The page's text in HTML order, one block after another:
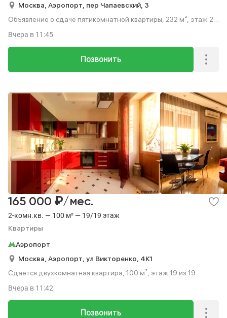
Москва, Аэропорт, пер Чапаевский, 3
Объявление о сдаче пятикомнатной квартиры, 232 м², этаж 24
Позвонить
Вчера в 11:45
2-комн.кв. — 100 м² — 19/19 этаж
Квартиры
165 000 ₽/мес.
Аэропорт
Москва, Аэропорт, ул Викторенко, 4К1
Сдается двухкомнатная квартира, 100 м², этаж 19 из 19.
Позвонить
Вчера в 11:42